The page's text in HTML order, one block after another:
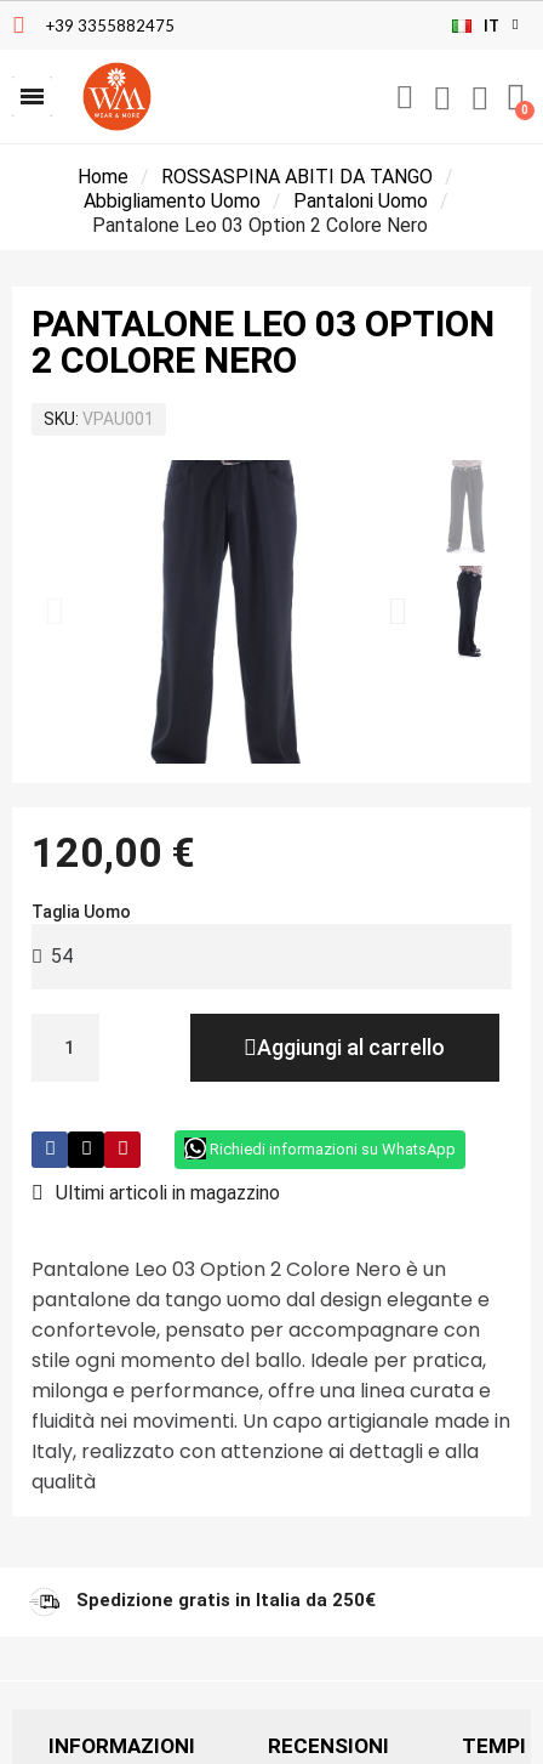
+39 3355882475 IT
Home
ROSSASPINA ABITI DA TANGO
Abbigliamento Uomo
Pantaloni Uomo
Pantalone Leo 03 Option 2 Colore Nero
PANTALONE LEO 03 OPTION
2 COLORE NERO
SKU VPAU001
120,00 €
Taglia Uomo
Aggiungi al carrello
Richiedi informazioni su WhatsApp
Ultimi articoli in magazzino
Pantalone Leo 03 Option 2 Colore Nero è un
pantalone da tango uomo dal design elegante e
confortevole, pensato per accompagnare con
stile ogni momento del ballo. Ideale per pratica,
milonga e performance, offre una linea curata e
fluidità nei movimenti. Un capo artigianale made in
Italy, realizzato con attenzione ai dettagli e alla
qualità
Spedizione gratis in Italia da 250€
INFORMAZIONI RECENSIONI TEMPI